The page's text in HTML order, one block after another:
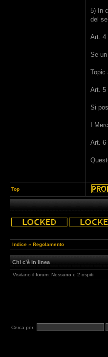
5) In
del
Art. 4
Se
Topic
Art. 5
Si
I
Art. 6
Top
Indice » Regolamento
Chi c’è in linea
Visitano il forum: Nessuno e 2 ospiti
Cerca per: